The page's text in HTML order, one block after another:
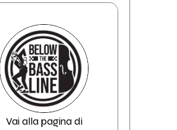
Vai alla pagina di